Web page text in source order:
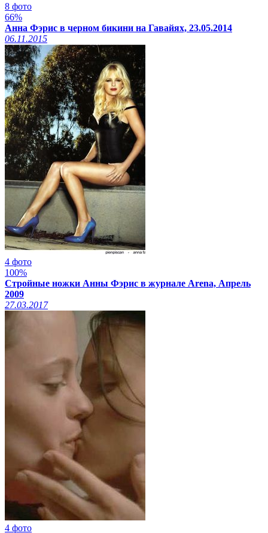
8 фото
66%
Анна Фэрис в черном бикини на Гавайях, 23.05.2014
06.11.2015
4 фото
100%
Стройные ножки Анны Фэрис в журнале Arena, Апрель
2009
27.03.2017
4 фото